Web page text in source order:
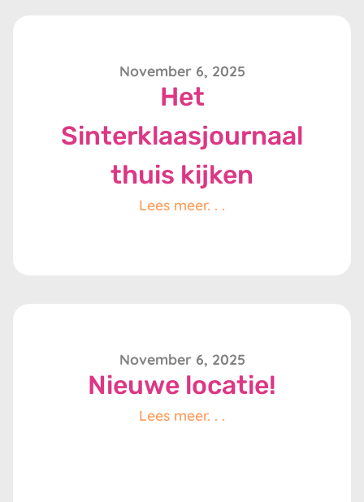
November 6, 2025
Het
Sinterklaasjournaal
thuis kijken
Lees meer. . .
November 6, 2025
Nieuwe locatie!
Lees meer. . .